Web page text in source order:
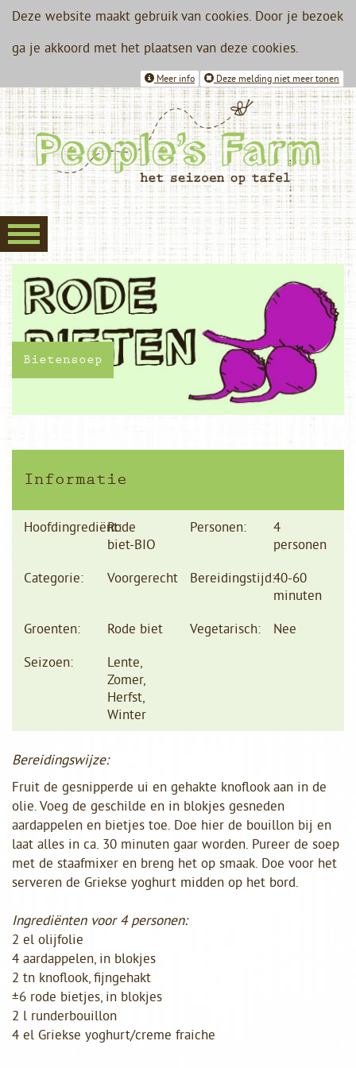
Deze website maakt gebruik van cookies. Door je bezoek
ga je akkoord met het plaatsen van deze cookies.
Deze melding niet meer tonen
Meer info
Bietensoep
Informatie
Hoofdingrediënt:Rode
biet-BIO
Personen:
4
personen
Categorie:
Voorgerecht Bereidingstijd:40-60
minuten
Groenten:
Rode biet Vegetarisch:
Nee
Seizoen:
Lente,
Zomer,
Herfst,
Winter
Bereidingswijze:
Fruit de gesnipperde ui en gehakte knoflook aan in de
olie. Voeg de geschilde en in blokjes gesneden
aardappelen en bietjes toe. Doe hier de bouillon bij en
laat alles in ca. 30 minuten gaar worden. Pureer de soep
met de staafmixer en breng het op smaak. Doe voor het
serveren de Griekse yoghurt midden op het bord.
Ingrediënten voor 4 personen:
2 el olijfolie
4 aardappelen, in blokjes
2 tn knoflook, fijngehakt
±6 rode bietjes, in blokjes
2 l runderbouillon
4 el Griekse yoghurt/creme fraiche